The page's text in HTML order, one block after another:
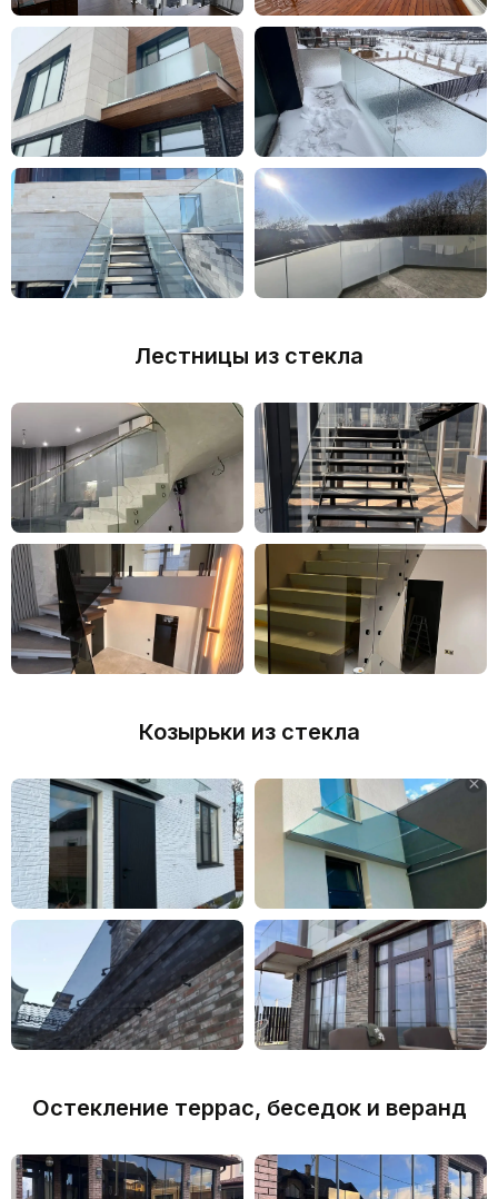
Лестницы из стекла
Козырьки из стекла
Остекление террас, беседок и веранд
ПРОЕКТИРОВАНИЕ, ИЗГОТОВЛЕНИЕ
И МОНТАЖ ИНДИВИДУАЛЬНЫХ
КОНСТРУКЦИЙ ДЛЯ ЛЮБЫХ
ПОМЕЩЕНИЙ
Оптимизация стоимости за
счет партнерских отношений с
поставщиками материалов
Визуализация проекта до
Закажите выезд замерщика сейчас
ИЗДЕЛИЯ
glass123.ru
ВСЁ ИЗГОТАВЛИВАЕТСЯ НА ЗАКАЗ
ПО ВАШИМ РАЗМЕРАМ, С
ВЫБОРОМ СТЕКЛА, ФУРНИТУРЫ И
ОТДЕЛКИ.
ПРОИЗВОДИМ ВСЕ ВИДЫ
СТЕКЛЯННЫХ КОНСТРУКЦИЙ